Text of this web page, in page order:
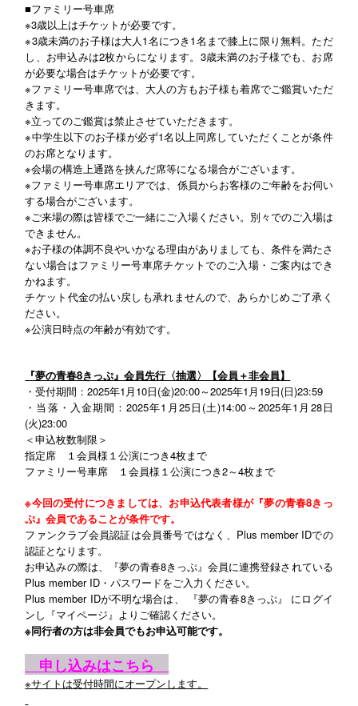
■ファミリー号車席
※3歳以上はチケットが必要です。
※3歳未満のお子様は大人1名につき1名まで膝上に限り無料。ただ
し、お申込みは2枚からになります。3歳未満のお子様でも、お席
が必要な場合はチケットが必要です。
※ファミリー号車席では、大人の方もお子様も着席でご鑑賞いただ
きます。
※立ってのご鑑賞は禁止させていただきます。
※中学生以下のお子様が必ず1名以上同席していただくことが条件
のお席となります。
※会場の構造上通路を挟んだ席等になる場合がございます。
※ファミリー号車席エリアでは、係員からお客様のご年齢をお伺い
する場合がございます。
※ご来場の際は皆様でご一緒にご入場ください。別々でのご入場は
できません。
※お子様の体調不良やいかなる理由がありましても、条件を満たさ
ない場合はファミリー号車席チケットでのご入場・ご案内はでき
かねます。
チケット代金の払い戻しも承れませんので、あらかじめご了承く
ださい。
※公演日時点の年齢が有効です。
『夢の青春8きっぷ』会員先行〈抽選〉【会員＋非会員】
・受付期間：2025年1月10日(金)20:00～2025年1月19日(日)23:59
・当落・入金期間：2025年1月25日(土)14:00～2025年1月28日
(火)23:00
＜申込枚数制限＞
指定席 １会員様１公演につき4枚まで
ファミリー号車席 １会員様１公演につき2～4枚まで
※今回の受付につきましては、お申込代表者様が『夢の青春8きっ
ぷ』会員であることが条件です。
ファンクラブ会員認証は会員番号ではなく、Plus member IDでの
認証となります。
お申込みの際は、『夢の青春8きっぷ』会員に連携登録されている
Plus member ID・パスワードをご入力ください。
Plus member IDが不明な場合は、 『夢の青春8きっぷ』 にログイ
ンし『マイページ』よりご確認ください。
※同行者の方は非会員でもお申込可能です。
申し込みはこちら
※サイトは受付時間にオープンします。